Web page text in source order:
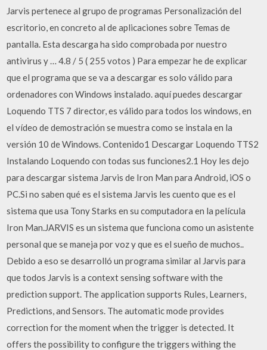
Jarvis pertenece al grupo de programas Personalización del
escritorio, en concreto al de aplicaciones sobre Temas de
pantalla. Esta descarga ha sido comprobada por nuestro
antivirus y … 4.8 / 5 ( 255 votos ) Para empezar he de explicar
que el programa que se va a descargar es solo válido para
ordenadores con Windows instalado. aquí puedes descargar
Loquendo TTS 7 director, es válido para todos los windows, en
el vídeo de demostración se muestra como se instala en la
versión 10 de Windows. Contenido1 Descargar Loquendo TTS2
Instalando Loquendo con todas sus funciones2.1 Hoy les dejo
para descargar sistema Jarvis de Iron Man para Android, iOS o
PC.Si no saben qué es el sistema Jarvis les cuento que es el
sistema que usa Tony Starks en su computadora en la película
Iron Man.JARVIS es un sistema que funciona como un asistente
personal que se maneja por voz y que es el sueño de muchos..
Debido a eso se desarrolló un programa similar al Jarvis para
que todos Jarvis is a context sensing software with the
prediction support. The application supports Rules, Learners,
Predictions, and Sensors. The automatic mode provides
correction for the moment when the trigger is detected. It
offers the possibility to configure the triggers withing the